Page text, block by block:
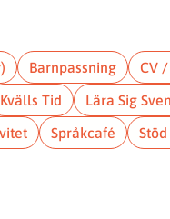
Barnpassning CV
Kvälls Tid Lära Sig
Språkcafé